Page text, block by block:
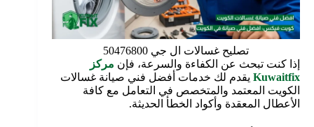
تصليح غسالات ال جي 50476800
إذا كنت تبحث عن الكفاءة والسرعة، فإن مركز
Kuwaitfix يقدم لك خدمات أفضل فني صيانة غسالات
الكويت المعتمد والمتخصص في التعامل مع كافة
الأعطال المعقدة وأكواد الخطأ الحديثة.